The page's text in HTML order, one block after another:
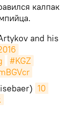
калпак
and his
#KGZ
10